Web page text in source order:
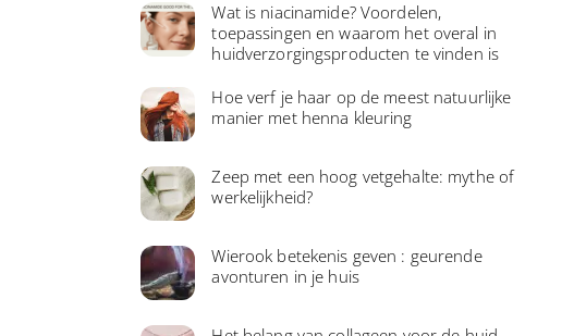
Wat is niacinamide? Voordelen,
toepassingen en waarom het overal in
huidverzorgingsproducten te vinden is
Hoe verf je haar op de meest natuurlijke
manier met henna kleuring
Zeep met een hoog vetgehalte: mythe of
werkelijkheid?
Wierook betekenis geven : geurende
avonturen in je huis